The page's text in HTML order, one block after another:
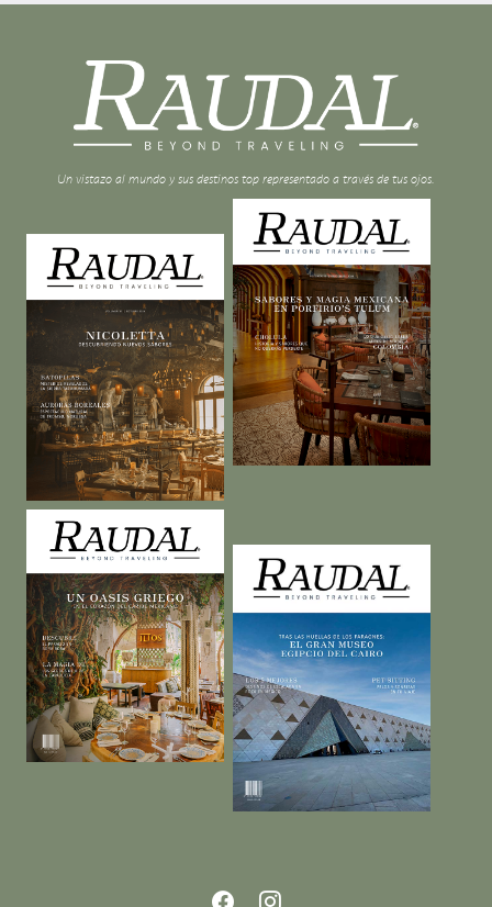
Un vistazo al mundo y sus destinos top representado a través de tus ojos.